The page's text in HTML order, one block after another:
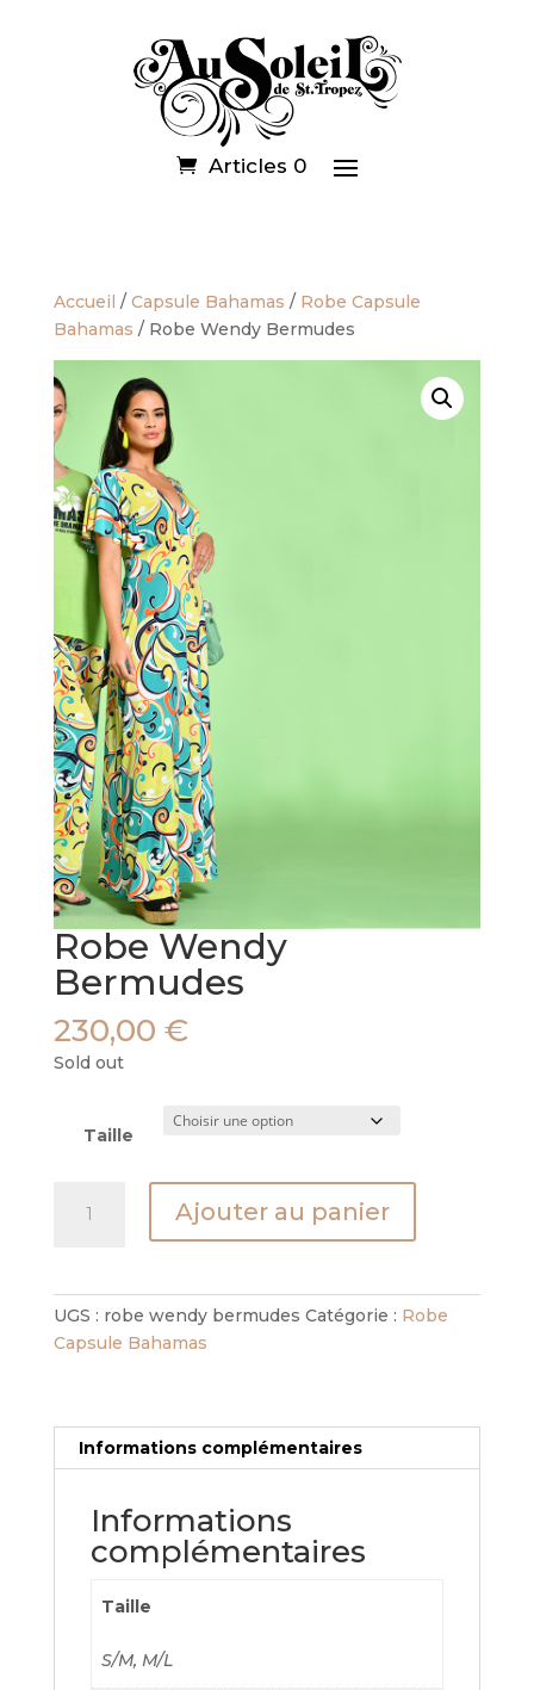
Articles 0
Accueil / Capsule Bahamas / Robe Capsule
Bahamas / Robe Wendy Bermudes
Robe Wendy
Bermudes
230,00 €
Sold out
Taille
Bermudes
Ajouter au panier
UGS : robe wendy bermudes Catégorie : Robe
Capsule Bahamas
Informations complémentaires
Informations
complémentaires
Taille
S/M, M/L